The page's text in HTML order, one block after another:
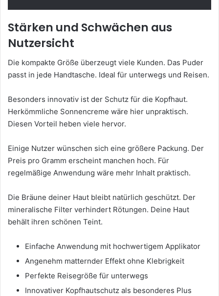
Stärken und Schwächen aus
Nutzersicht
Die kompakte Größe überzeugt viele Kunden. Das Puder
passt in jede Handtasche. Ideal für unterwegs und Reisen.
Besonders innovativ ist der Schutz für die Kopfhaut.
Herkömmliche Sonnencreme wäre hier unpraktisch.
Diesen Vorteil heben viele hervor.
Einige Nutzer wünschen sich eine größere Packung. Der
Preis pro Gramm erscheint manchen hoch. Für
regelmäßige Anwendung wäre mehr Inhalt praktisch.
Die Bräune deiner Haut bleibt natürlich geschützt. Der
mineralische Filter verhindert Rötungen. Deine Haut
behält ihren schönen Teint.
Einfache Anwendung mit hochwertigem Applikator
Angenehm matternder Effekt ohne Klebrigkeit
Perfekte Reisegröße für unterwegs
Innovativer Kopfhautschutz als besonderes Plus